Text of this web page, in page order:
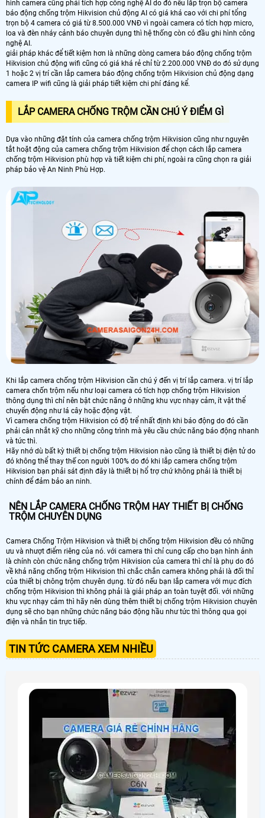
hình camera cũng phải tích hợp công nghệ AI do đó nêu lắp trọn bộ camera
báo động chống trộm Hikvision chủ động AI có giá khá cao với chi phí tổng
trọn bộ 4 camera có giá từ 8.500.000 VNĐ vì ngoài camera có tích hợp micro,
loa và đèn nháy cảnh báo chuyên dụng thì hệ thống còn có đầu ghi hình công
nghệ AI.
giải pháp khác để tiết kiệm hơn là những dòng camera báo động chống trộm
Hikvision chủ động wifi cũng có giá khá rẻ chỉ từ 2.200.000 VNĐ do đó sử dụng
1 hoặc 2 vị trí cần lắp camera báo động chống trộm Hikvision chủ động dạng
camera IP wifi cũng là giải pháp tiết kiệm chi phí đáng kể.
LẮP CAMERA CHỐNG TRỘM CẦN CHÚ Ý ĐIỂM GÌ
Dựa vào những đặt tính của camera chống trộm Hikvision cũng như nguyên
tắt hoặt động của camera chống trộm Hikvision để chọn cách lắp camera
chống trộm Hikvision phù hợp và tiết kiệm chi phí, ngoài ra cũng chọn ra giải
pháp bảo vệ An Ninh Phù Hợp.
Khi lắp camera chống trộm Hikvision cần chú ý đến vị trí lắp camera. vị trí lắp
camera chốn trộm nếu như loại camera có tích hợp chống trộm Hikvision
thông dụng thì chỉ nên bật chức năng ở những khu vực nhạy cảm, ít vật thể
chuyển động như lá cây hoặc động vật.
Vì camera chống trộm Hikvision có độ trể nhất định khi báo động do đó cần
phải cân nhắt kỹ cho những công trình mà yêu cầu chức năng báo động nhanh
và tức thì.
Hãy nhớ dù bất kỳ thiết bị chống trộm Hikvision nào cũng là thiết bị điện tử do
đó không thể thay thế con người 100% do đó khi lắp camera chống trộm
Hikvision bạn phải sát định đây là thiết bị hổ trợ chứ không phải là thiết bị
chính để đảm bảo an ninh.
NÊN LẮP CAMERA CHỐNG TRỘM HAY THIẾT BỊ CHỐNG
TRỘM CHUYÊN DỤNG
Camera Chống Trộm Hikvision và thiết bị chống trộm Hikvision đều có những
ưu và nhượt điểm riêng của nó. với camera thì chỉ cung cấp cho bạn hình ảnh
là chính còn chức năng chống trộm Hikvision của camera thì chỉ là phụ do đó
về khả năng chống trộm Hikvision thì chắc chắn camera không phải là đối thỉ
của thiết bị chông trộm chuyên dụng. từ đó nếu bạn lắp camera với mục đích
chống trộm Hikvision thì không phải là giải pháp an toàn tuyệt đối. với những
khu vực nhạy cảm thì hãy nên dùng thêm thiết bị chống trộm Hikvision chuyên
dụng sẽ cho bạn những chức năng báo động hầu như tức thì thông qua gọi
điện và nhắn tin trực tiếp.
TIN TỨC CAMERA XEM NHIỀU